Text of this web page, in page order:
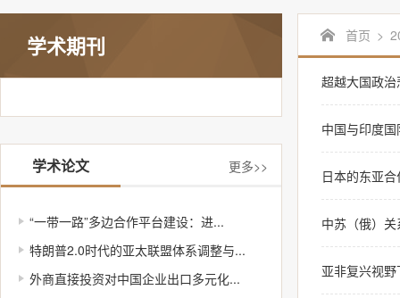
学术期刊
学术论文 更多>>
“一带一路”多边合作平台建设：进...
特朗普2.0时代的亚太联盟体系调整与...
外商直接投资对中国企业出口多元化...
首页 >
超越大国政
中国与印度
日本的东亚
中苏（俄）
亚非复兴视